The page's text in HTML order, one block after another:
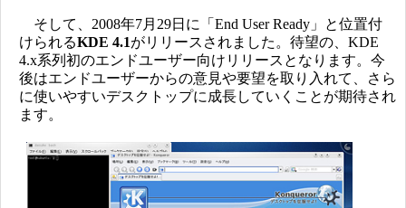
そして、2008年7月29日に「End User Ready」と位置付
けられるKDE 4.1がリリースされました。待望の、KDE
4.x系列初のエンドユーザー向けリリースとなります。今
後はエンドユーザーからの意見や要望を取り入れて、さら
に使いやすいデスクトップに成長していくことが期待され
ます。